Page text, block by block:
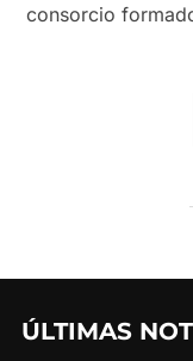
consorcio
ÚLTIMAS